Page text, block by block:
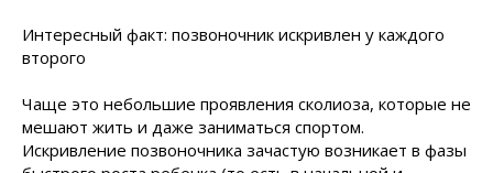
Интересный факт: позвоночник искривлен у каждого
второго
Чаще это небольшие проявления сколиоза, которые не
мешают жить и даже заниматься спортом.
Искривление позвоночника зачастую возникает в фазы